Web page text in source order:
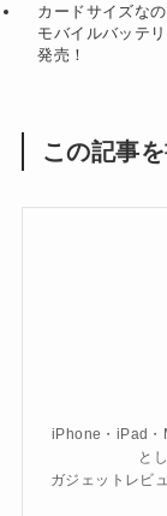
カードサイズな
モバイルバッテ
発売！
この記事
iPhone・iPad・
と
ガジェットレビ